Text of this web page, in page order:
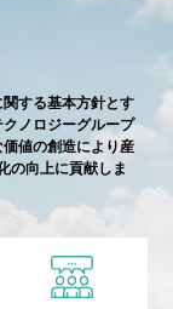
する基本方針とす
ノロジーグループ
値の創造により産
の向上に貢献しま